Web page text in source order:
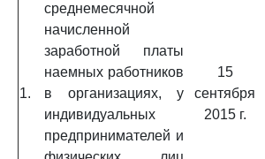
1.
среднемесячной
начисленной
заработной платы
наемных работников
в организациях, у
индивидуальных
предпринимателей и
15
сентября
2015 г.